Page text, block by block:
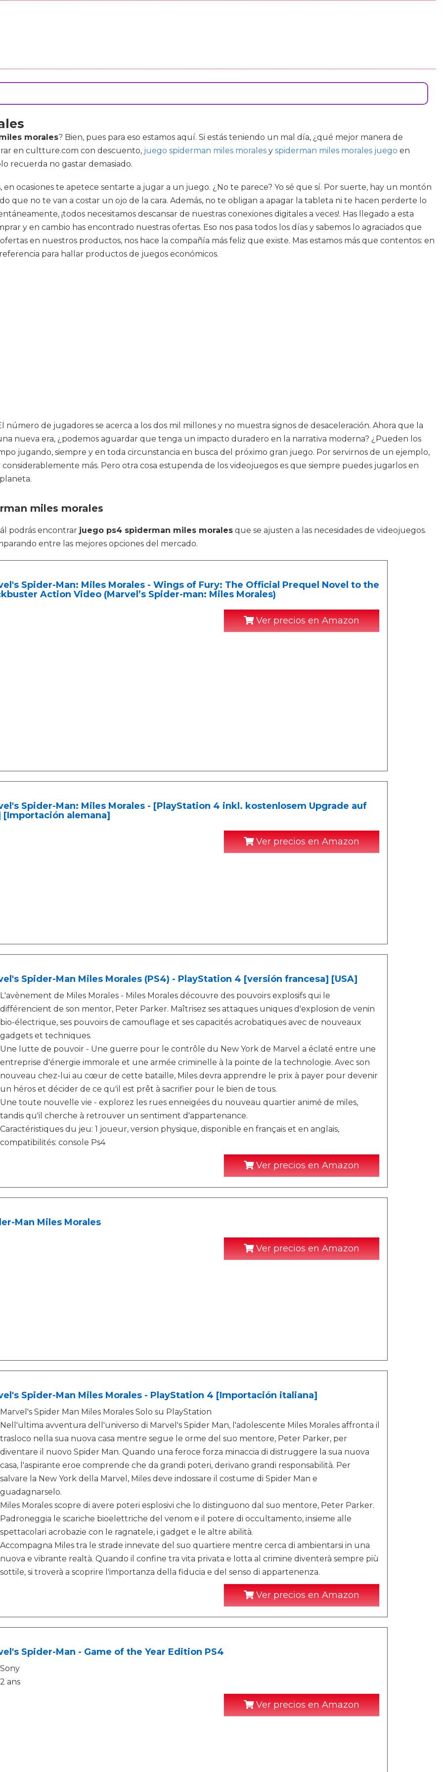
morales? Bien, pues para eso estamos aquí. Si estás teniendo un mal día, ¿qué mejor manera de
en cultture.com con descuento, juego spiderman miles morales y spiderman miles morales juego en
recuerda no gastar demasiado.
ocasiones te apetece sentarte a jugar a un juego. ¿No te parece? Yo sé que sí. Por suerte, hay un montón
que no te van a costar un ojo de la cara. Además, no te obligan a apagar la tableta ni te hacen perderte lo
¡todos necesitamos descansar de nuestras conexiones digitales a veces!. Has llegado a esta
y en cambio has encontrado nuestras ofertas. Eso nos pasa todos los días y sabemos lo agraciados que
en nuestros productos, nos hace la compañía más feliz que existe. Mas estamos más que contentos: en
para hallar productos de juegos económicos.
de jugadores se acerca a los dos mil millones y no muestra signos de desaceleración. Ahora que la
nueva era, ¿podemos aguardar que tenga un impacto duradero en la narrativa moderna? ¿Pueden los
jugando, siempre y en toda circunstancia en busca del próximo gran juego. Por servirnos de un ejemplo,
considerablemente más. Pero otra cosa estupenda de los videojuegos es que siempre puedes jugarlos en
miles morales
podrás encontrar juego ps4 spiderman miles morales que se ajusten a las necesidades de videojuegos.
entre las mejores opciones del mercado.
Spider-Man: Miles Morales - Wings of Fury: The Official Prequel Novel to the
Action Video (Marvel’s Spider-man: Miles Morales)
Ver precios en Amazon
Spider-Man: Miles Morales - [PlayStation 4 inkl. kostenlosem Upgrade auf
[Importación alemana]
Ver precios en Amazon
Spider-Man Miles Morales (PS4) - PlayStation 4 [versión francesa] [USA]
L'avènement de Miles Morales - Miles Morales découvre des pouvoirs explosifs qui le
différencient de son mentor, Peter Parker. Maîtrisez ses attaques uniques d'explosion de venin
bio-électrique, ses pouvoirs de camouflage et ses capacités acrobatiques avec de nouveaux
gadgets et techniques.
Une lutte de pouvoir - Une guerre pour le contrôle du New York de Marvel a éclaté entre une
entreprise d'énergie immorale et une armée criminelle à la pointe de la technologie. Avec son
nouveau chez-lui au cœur de cette bataille, Miles devra apprendre le prix à payer pour devenir
un héros et décider de ce qu'il est prêt à sacrifier pour le bien de tous.
Une toute nouvelle vie - explorez les rues enneigées du nouveau quartier animé de miles,
tandis qu'il cherche à retrouver un sentiment d'appartenance.
Caractéristiques du jeu: 1 joueur, version physique, disponible en français et en anglais,
compatibilités: console Ps4
Ver precios en Amazon
Man Miles Morales
Ver precios en Amazon
Spider-Man Miles Morales - PlayStation 4 [Importación italiana]
Marvel's Spider Man Miles Morales Solo su PlayStation
Nell'ultima avventura dell'universo di Marvel's Spider Man, l'adolescente Miles Morales affronta il
trasloco nella sua nuova casa mentre segue le orme del suo mentore, Peter Parker, per
diventare il nuovo Spider Man. Quando una feroce forza minaccia di distruggere la sua nuova
casa, l'aspirante eroe comprende che da grandi poteri, derivano grandi responsabilità. Per
salvare la New York della Marvel, Miles deve indossare il costume di Spider Man e
guadagnarselo.
Miles Morales scopre di avere poteri esplosivi che lo distinguono dal suo mentore, Peter Parker.
Padroneggia le scariche bioelettriche del venom e il potere di occultamento, insieme alle
spettacolari acrobazie con le ragnatele, i gadget e le altre abilità.
Accompagna Miles tra le strade innevate del suo quartiere mentre cerca di ambientarsi in una
nuova e vibrante realtà. Quando il confine tra vita privata e lotta al crimine diventerà sempre più
sottile, si troverà a scoprire l'importanza della fiducia e del senso di appartenenza.
Ver precios en Amazon
Spider-Man - Game of the Year Edition PS4
Sony
2 ans
Ver precios en Amazon